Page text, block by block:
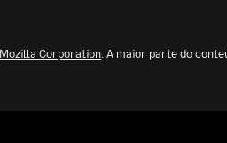
Mozilla Corporation. A maior parte do